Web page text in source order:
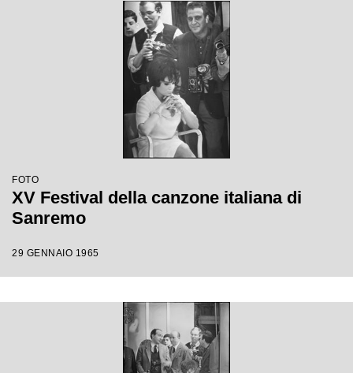
FOTO
XV Festival della canzone italiana di
Sanremo
29 GENNAIO 1965